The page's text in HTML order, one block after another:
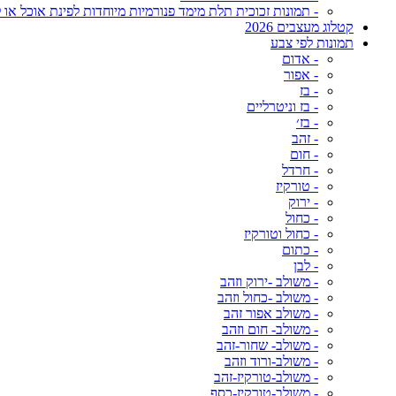
- תמונות זכוכית תלת מימד פנורמיות מיוחדות לפינת אוכל או
קטלוג מעצבים 2026
תמונות לפי צבע
- אדום
- אפור
- בז
- בז וניטרליים
- בז׳
- זהב
- חום
- חרדל
- טורקיז
- ירוק
- כחול
- כחול וטורקיז
- כתום
- לבן
- משולב -ירוק וזהב
- משולב -כחול וזהב
- משולב אפור זהב
- משולב- חום וזהב
- משולב- שחור-זהב
- משולב-ורוד וזהב
- משולב-טורקיז-זהב
- משולב-טורקיז-כסף